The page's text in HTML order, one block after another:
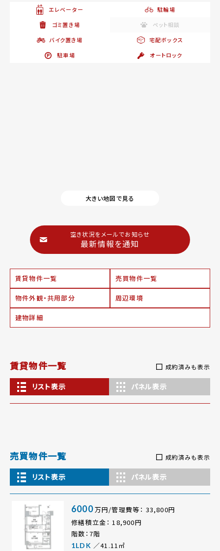
エレベーター
駐輪場
ゴミ置き場
ペット相談
バイク置き場
宅配ボックス
駐車場
オートロック
大きい地図で見る
空き状況をメールでお知らせ
最新情報を通知
賃貸物件一覧 売買物件一覧
物件外観・共用部分 周辺環境
建物詳細
賃貸物件一覧 成約済みも表示
リスト表示 パネル表示
売買物件一覧 成約済みも表示
リスト表示 パネル表示
6000万円/管理費等： 33,800円
修繕積立金： 18,900円
階数：7階
1LDK ／41.11㎡